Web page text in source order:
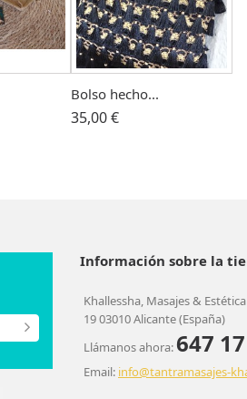
Bolso hecho...
35,00 €
Información sobre la
Khallessha, Masajes &
19 03010 Alicante (España)
Llámanos ahora:647
Email: info@tantramasajes-